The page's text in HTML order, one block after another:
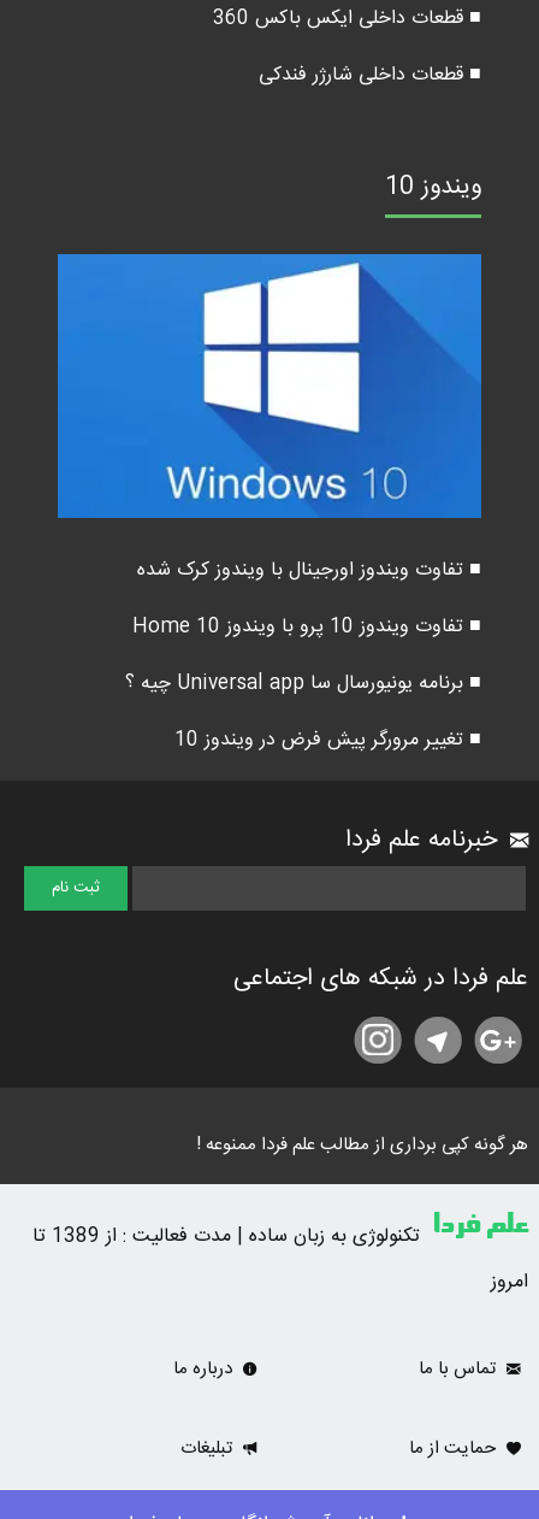
■ قطعات داخلی ایکس باکس 360
■ قطعات داخلی شارژر فندکی
ویندوز 10
■ تفاوت ویندوز اورجینال با ویندوز کرک شده
■ تفاوت ویندوز 10 پرو با ویندوز 10 Home
■ برنامه یونیورسال سا Universal app چیه ؟
■ تغییر مرورگر پیش فرض در ویندوز 10
خبرنامه علم فردا
علم فردا در شبکه های اجتماعی
هر گونه کپی برداری از مطالب علم فردا ممنوعه !
علم فردا
تکنولوژی به زبان ساده | مدت فعالیت : از 1389 تا
امروز
تماس با ما درباره ما
حمایت از ما تبلیغات